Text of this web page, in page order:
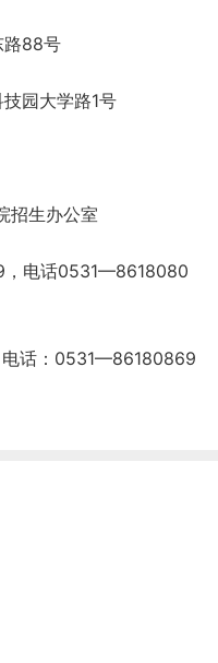
路88号
园大学路1号
招生办公室
，电话0531—8618080
电话：0531—86180869